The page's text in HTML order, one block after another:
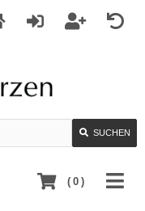
SUCHEN
( 0 )